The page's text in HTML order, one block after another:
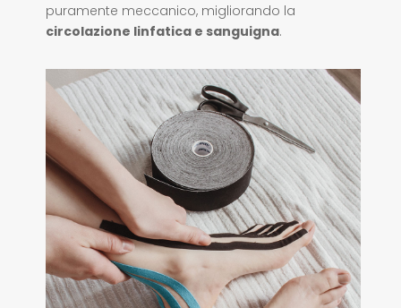
puramente meccanico, migliorando la
circolazione linfatica e sanguigna.